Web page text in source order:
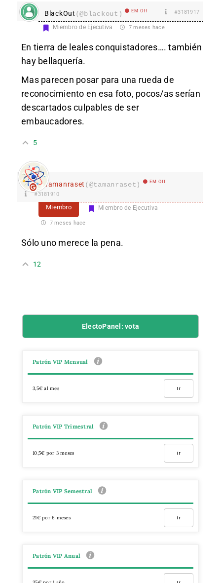
BlackOut (@blackout) EM Off #3181917
Miembro de Ejecutiva 7 meses hace
En tierra de leales conquistadores…. también
hay bellaquería.
Mas parecen posar para una rueda de
reconocimiento en esa foto, pocos/as serían
descartados culpables de ser
embaucadores.
5
Tamanraset (@tamanraset) EM Off
#3181910
Miembro Miembro de Ejecutiva
7 meses hace
Sólo uno merece la pena.
12
ElectoPanel: vota
Patrón VIP Mensual
3,5€ al mes Ir
Patrón VIP Trimestral
10,5€ por 3 meses Ir
Patrón VIP Semestral
21€ por 6 meses Ir
Patrón VIP Anual